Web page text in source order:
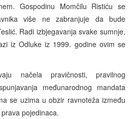
Gospodinu Momčilu Ristiću se
više ne zabranjuje da bude
Radi izbjegavanja svake sumnje,
iz Odluke iz 1999. godine ovim se
načela pravičnosti, pravilnog
međunarodnog mandata
se uzima u obzir ravnoteža između
pojedinaca.